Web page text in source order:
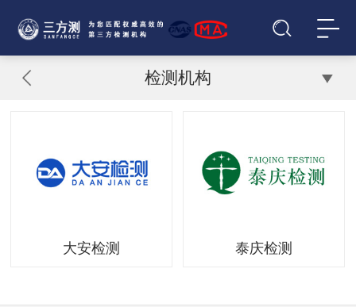
检测机构
大安检测 泰庆检测